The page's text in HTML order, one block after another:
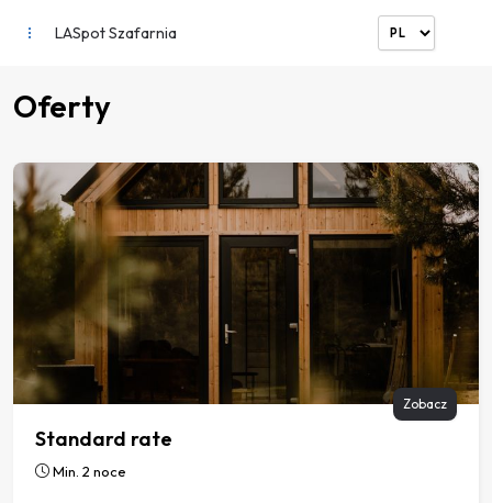
LASpot Szafarnia
Oferty
Standard rate
Min. 2 noce
Zobacz